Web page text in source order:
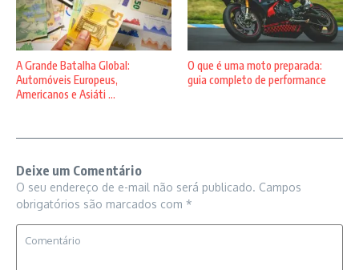
A Grande Batalha Global:
Automóveis Europeus,
Americanos e Asiáti ...
O que é uma moto preparada:
guia completo de performance
Deixe um Comentário
O seu endereço de e-mail não será publicado. Campos
obrigatórios são marcados com *